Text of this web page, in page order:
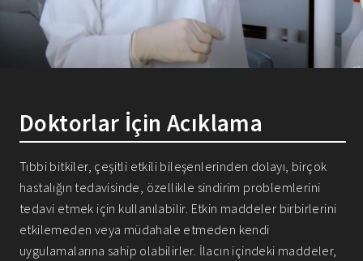
Doktorlar İçin Acıklama
Tıbbi bitkiler, çeşitli etkili bileşenlerinden dolayı, birçok
hastalığın tedavisinde, özellikle sindirim problemlerini
tedavi etmek için kullanılabilir. Etkin maddeler birbirlerini
etkilemeden veya müdahale etmeden kendi
uygulamalarına sahip olabilirler. İlacın içindeki maddeler,